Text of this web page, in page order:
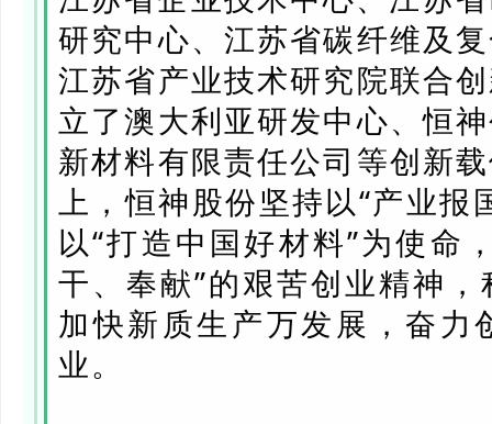
研究中心、江苏省碳纤维及
江苏省产业技术研究院联合
立了澳大利亚研发中心、恒
新材料有限责任公司等创新
上，恒神股份坚持以“产业
以“打造中国好材料”为使命
干、奉献”的艰苦创业精神
加快新质生产万发展，奋力
业。